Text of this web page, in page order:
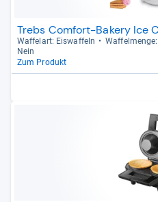
Trebs Comfort-Bakery Ice
Waf­fel­art: Eis­waf­feln
Nein
Zum Produkt